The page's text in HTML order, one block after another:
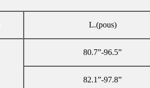
L.(pous)
80.7”-96.5”
82.1”-97.8”